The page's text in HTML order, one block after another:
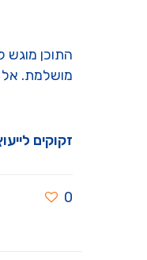
התוכן
מושלמת. אל
זקוקים
0